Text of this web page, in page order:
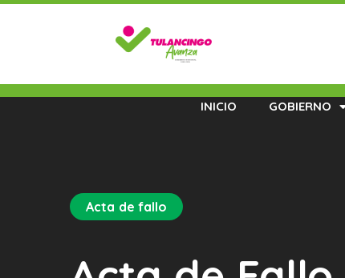
INICIO GOBIERNO
Acta de fallo